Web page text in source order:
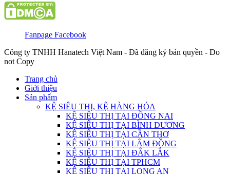
Fanpage Facebook
Công ty TNHH Hanatech Việt Nam - Đã đăng ký bản quyền - Do
not Copy
Trang chủ
Giới thiệu
Sản phẩm
KỆ SIÊU THỊ, KỆ HÀNG HÓA
KỆ SIÊU THỊ TẠI ĐỒNG NAI
KỆ SIÊU THỊ TẠI BÌNH DƯƠNG
KỆ SIÊU THỊ TẠI CẦN THƠ
KỆ SIÊU THỊ TẠI LÂM ĐỒNG
KỆ SIÊU THỊ TẠI ĐẮK LẮK
KỆ SIÊU THỊ TẠI TPHCM
KỆ SIÊU THỊ TẠI LONG AN